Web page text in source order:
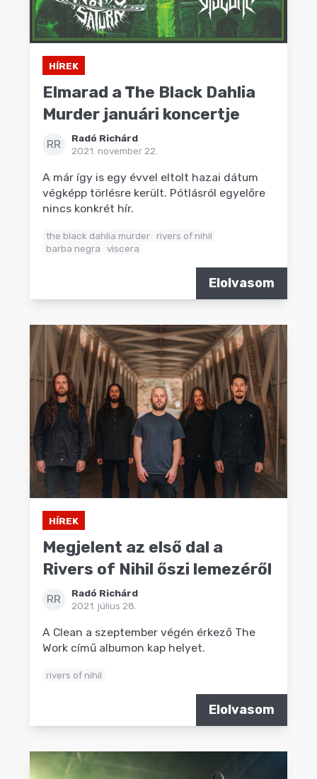
HÍREK
Elmarad a The Black Dahlia
Murder januári koncertje
RR
Radó Richárd
2021. november 22.
A már így is egy évvel eltolt hazai dátum
végképp törlésre került. Pótlásról egyelőre
nincs konkrét hír.
the black dahlia murder rivers of nihil
barba negra
viscera
Elolvasom
HÍREK
Megjelent az első dal a
Rivers of Nihil őszi lemezéről
RR
Radó Richárd
2021. július 28.
A Clean a szeptember végén érkező The
Work című albumon kap helyet.
rivers of nihil
Elolvasom